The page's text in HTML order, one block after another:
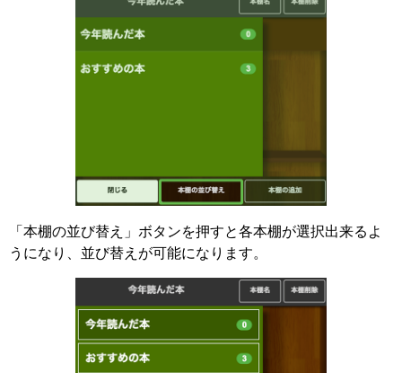
「本棚の並び替え」ボタンを押すと各本棚が選択出来るよ
うになり、並び替えが可能になります。